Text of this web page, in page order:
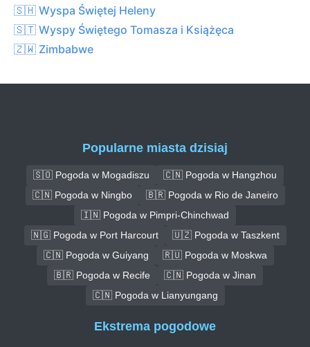
🇸🇭 Wyspa Świętej Heleny
🇸🇹 Wyspy Świętego Tomasza i Książęca
🇿🇼 Zimbabwe
Popularne miasta dzisiaj
🇸🇴 Pogoda w Mogadiszu
🇨🇳 Pogoda w Hangzhou
🇨🇳 Pogoda w Ningbo
🇧🇷 Pogoda w Rio de Janeiro
🇮🇳 Pogoda w Pimpri-Chinchwad
🇳🇬 Pogoda w Port Harcourt
🇺🇿 Pogoda w Taszkent
🇨🇳 Pogoda w Guiyang
🇷🇺 Pogoda w Moskwa
🇧🇷 Pogoda w Recife
🇨🇳 Pogoda w Jinan
🇨🇳 Pogoda w Lianyungang
Ekstrema pogodowe